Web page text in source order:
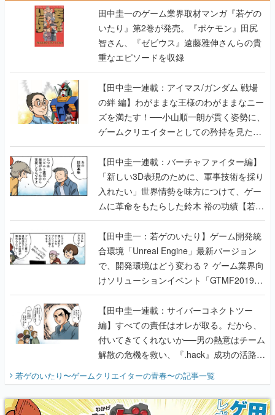
田中圭一のゲーム業界取材マンガ『若ゲの
いたり』第2巻が発売。『ポケモン』田尻
智さん、『ゼビウス』遠藤雅伸さんらの貴
重なエピソードを収録
【田中圭一連載：アイマス/ガンダム 戦場
の絆 編】わがままな王様のわがままなニー
ズを満たす！──小山順一朗が貫く姿勢に、
ゲームクリエイターとしての矜持を見た
【若ゲのいたり最終回】
【田中圭一連載：バーチャファイター編】
「新しい3D表現のために、軍事技術を採り
入れたい」世界情勢を味方につけて、ゲー
ムに革命をもたらした鈴木 裕の功績【若ゲ
のいたり】
【田中圭一：若ゲのいたり】ゲーム開発統
合環境「Unreal Engine」最新バージョン
で、開発環境はどう変わる？ ゲーム業界向
けソリューションイベント「GTMF2019」
に行って、より理解を深めよう【PR】
【田中圭一連載：サイバーコネクトツー
編】すべての責任はオレが取る。だから、
付いてきてくれないか──男の熱意はチーム
解散の危機を救い、『.hack』成功の活路を
『少年ジャンプ』色だった【若ゲのいた
り】
若ゲのいたり〜ゲームクリエイターの青春〜の記事一覧